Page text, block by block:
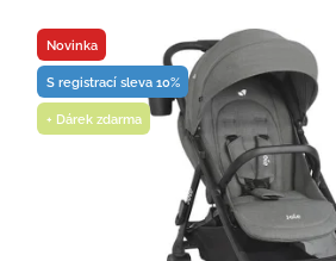
Novinka
S registrací sleva 10%
+ Dárek zdarma